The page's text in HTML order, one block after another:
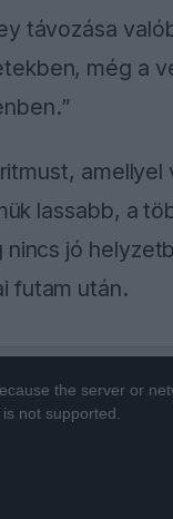
távozása
még a
amellyel
lassabb, a
jó
futam után.
the server or
not supported.